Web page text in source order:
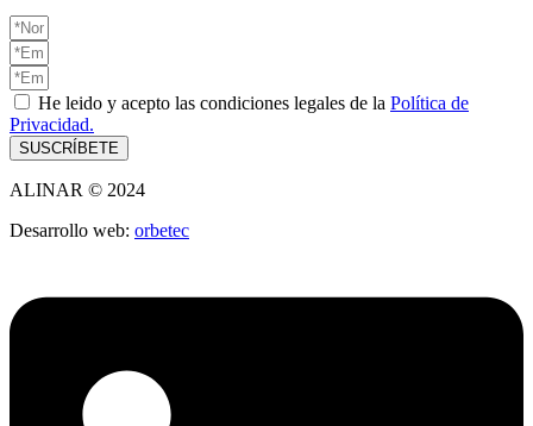
He leido y acepto las condiciones legales de la Política de
Privacidad.
SUSCRÍBETE
ALINAR © 2024
Desarrollo web: orbetec